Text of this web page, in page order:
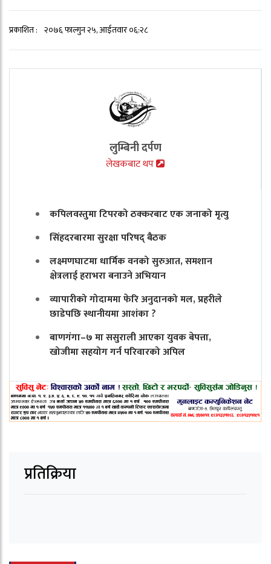
प्रकाशित : २०७६ फाल्गुन २५, आईतवार ०६:२८
लुम्बिनी दर्पण
लेखकबाट थप
कपिलवस्तुमा टिपरको ठक्करबाट एक जनाको मृत्यु
सिंहदरबारमा सुरक्षा परिषद् बैठक
लक्ष्मणघाटमा धार्मिक वनको सुरुआत, समशान
क्षेत्रलाई हराभरा बनाउने अभियान
व्यापारीको गोदाममा फेरि अनुदानको मल, प्रहरीले
छाडेपछि स्थानीयमा आशंका ?
बाणगंगा–७ मा ससुराली आएका युवक बेपत्ता,
खोजीमा सहयोग गर्न परिवारको अपिल
प्रतिक्रिया